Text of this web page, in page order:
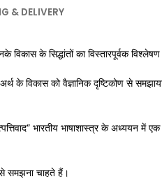
& DELIVERY
विकास के सिद्धांतों का विस्तारपूर्वक
के विकास को वैज्ञानिक दृष्टिकोण से
भारतीय भाषाशास्त्र के अध्ययन में
समझना चाहते हैं।